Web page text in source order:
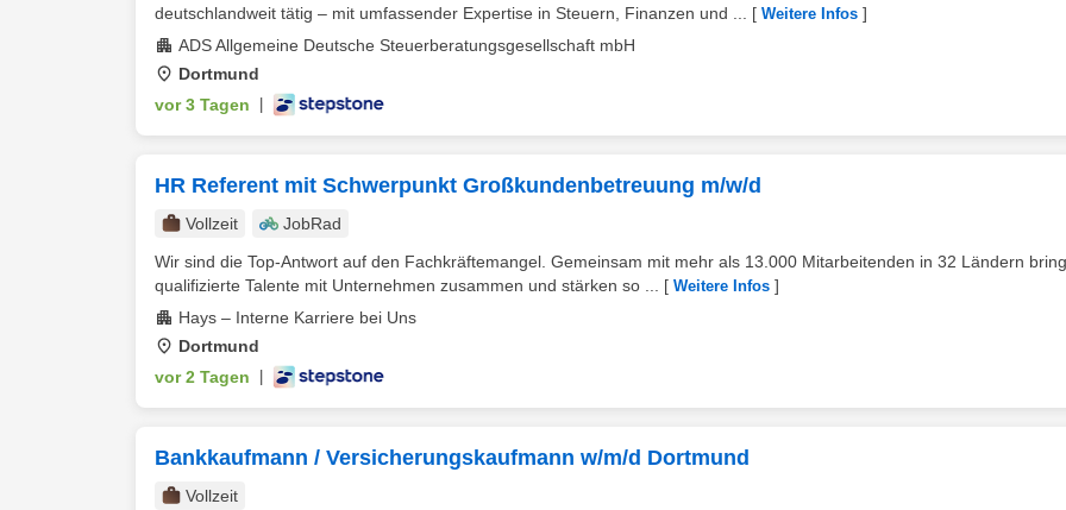
deutschlandweit tätig – mit umfassender Expertise in Steuern, Finanzen und ...
[ Weitere Infos ]
ADS Allgemeine Deutsche Steuerberatungsgesellschaft mbH
Dortmund
vor 3 Tagen
HR Referent mit Schwerpunkt Großkundenbetreuung m/w/d
Vollzeit
JobRad
Wir sind die Top-Antwort auf den Fachkräftemangel. Gemeinsam mit mehr als 13.000 Mitarbeitenden in 32 Ländern
qualifizierte Talente mit Unternehmen zusammen und stärken so ...
[ Weitere Infos ]
Hays – Interne Karriere bei Uns
Dortmund
vor 2 Tagen
Bankkaufmann / Versicherungskaufmann w/m/d Dortmund
Vollzeit